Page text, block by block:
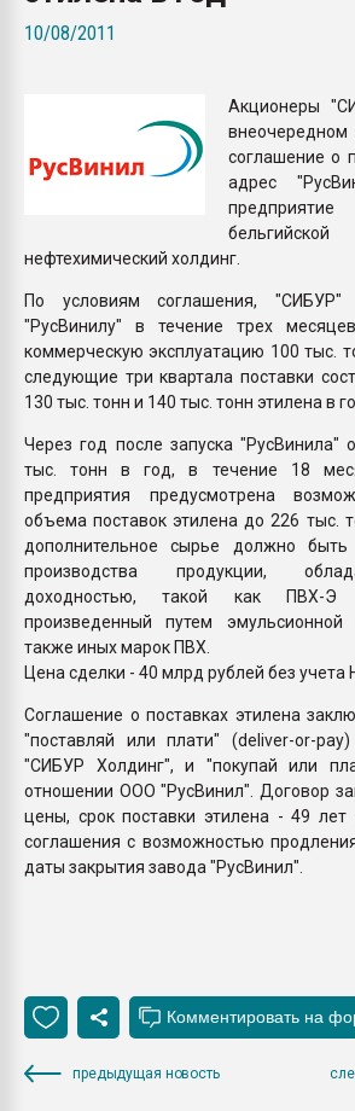
10/08/2011
Акционеры
внеочередном
соглашение о
адрес
нефтехимический холдинг.
По условиям соглашения, "СИБУР"
"РусВинилу" в течение трех
коммерческую эксплуатацию 100 тыс.
следующие три квартала поставки
130 тыс. тонн и 140 тыс. тонн этилена в
Через год после запуска "РусВинила"
тыс. тонн в год, в течение 18
предприятия предусмотрена
объема поставок этилена до 226 тыс.
дополнительное сырье должно быть
производства продукции,
доходностью, такой как ПВХ-Э
произведенный путем эмульсионной
также иных марок ПВХ.
Цена сделки - 40 млрд рублей без учета
Соглашение о поставках этилена
"поставляй или плати" (deliver-or-
"СИБУР Холдинг", и "покупай или
отношении ООО "РусВинил". Договор
цены, срок поставки этилена - 49
соглашения с возможностью
даты закрытия завода "РусВинил".
предыдущая новость